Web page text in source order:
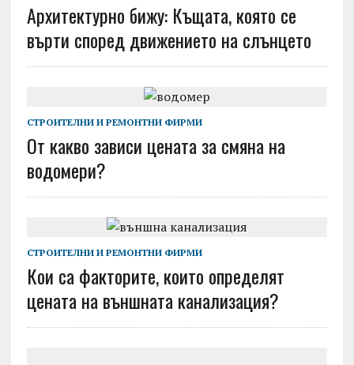
Архитектурно бижу: Къщата, която се
върти според движението на слънцето
СТРОИТЕЛНИ И РЕМОНТНИ ФИРМИ
От какво зависи цената за смяна на
водомери?
СТРОИТЕЛНИ И РЕМОНТНИ ФИРМИ
Кои са факторите, които определят
цената на външната канализация?